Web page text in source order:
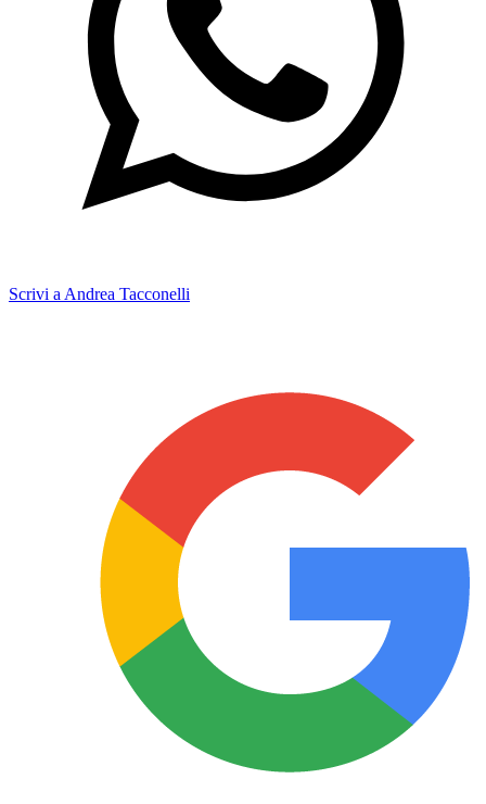
Scrivi a Andrea Tacconelli